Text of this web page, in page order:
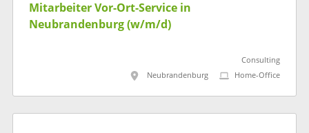
Mitarbeiter Vor-Ort-Service in
Neubrandenburg (w/m/d)
Consulting
Neubrandenburg
Home-Office